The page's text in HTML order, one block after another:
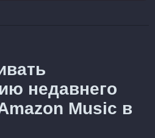
недавнего
Music в